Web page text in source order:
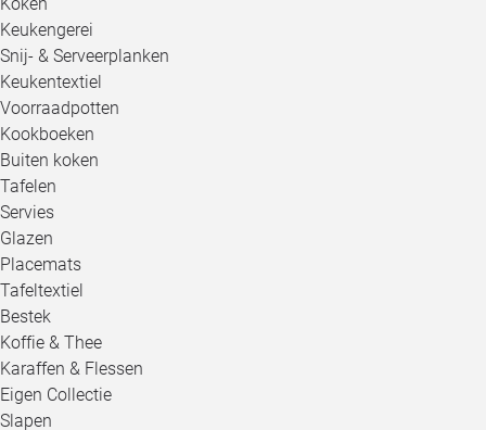
Keukengerei
Snij- & Serveerplanken
Keukentextiel
Voorraadpotten
Kookboeken
Buiten koken
Tafelen
Servies
Glazen
Placemats
Tafeltextiel
Bestek
Koffie & Thee
Karaffen & Flessen
Eigen Collectie
Slapen